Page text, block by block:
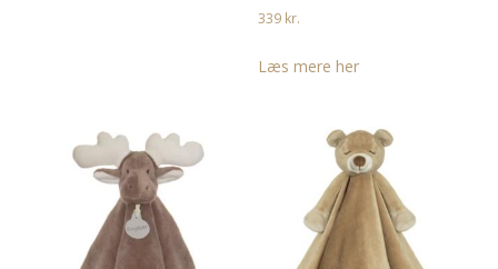
339 kr.
Læs mere her